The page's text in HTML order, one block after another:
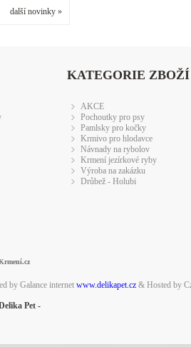
další novinky »
KATEGORIE ZBOŽÍ
AKCE
Pochoutky pro psy
Pamlsky pro kočky
Krmivo pro hlodavce
Návnady na rybolov
Krmení jezírkové ryby
Výroba na zakázku
Drůbež - Holubi
by Galance internet www.delikapet.cz& Hosted by
Pet -